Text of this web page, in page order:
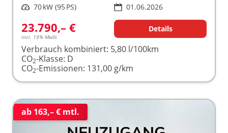
Leistung 70 kW (95 PS) 01.06.2026
23.790,– €
incl. 19% MwSt.
Details
Verbrauch kombiniert: 5,80 l/100km
CO2-Klasse: D
CO2-Emissionen: 131,00 g/km
ab 163,– € mtl.